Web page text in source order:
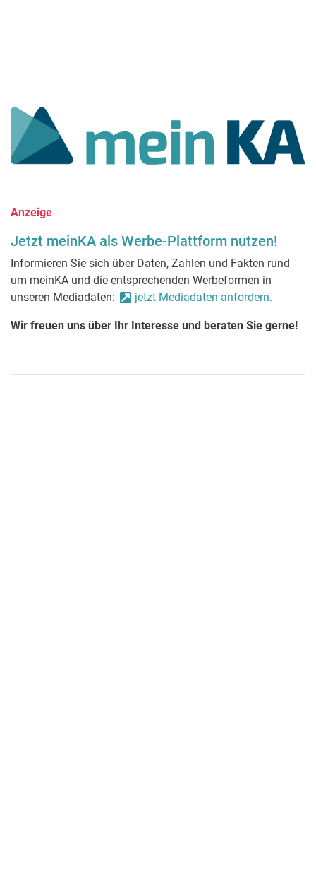
Anzeige
Jetzt meinKA als Werbe-Plattform nutzen!
Informieren Sie sich über Daten, Zahlen und Fakten rund
um meinKA und die entsprechenden Werbeformen in
unseren Mediadaten:
jetzt Mediadaten anfordern.
Wir freuen uns über Ihr Interesse und beraten Sie gerne!